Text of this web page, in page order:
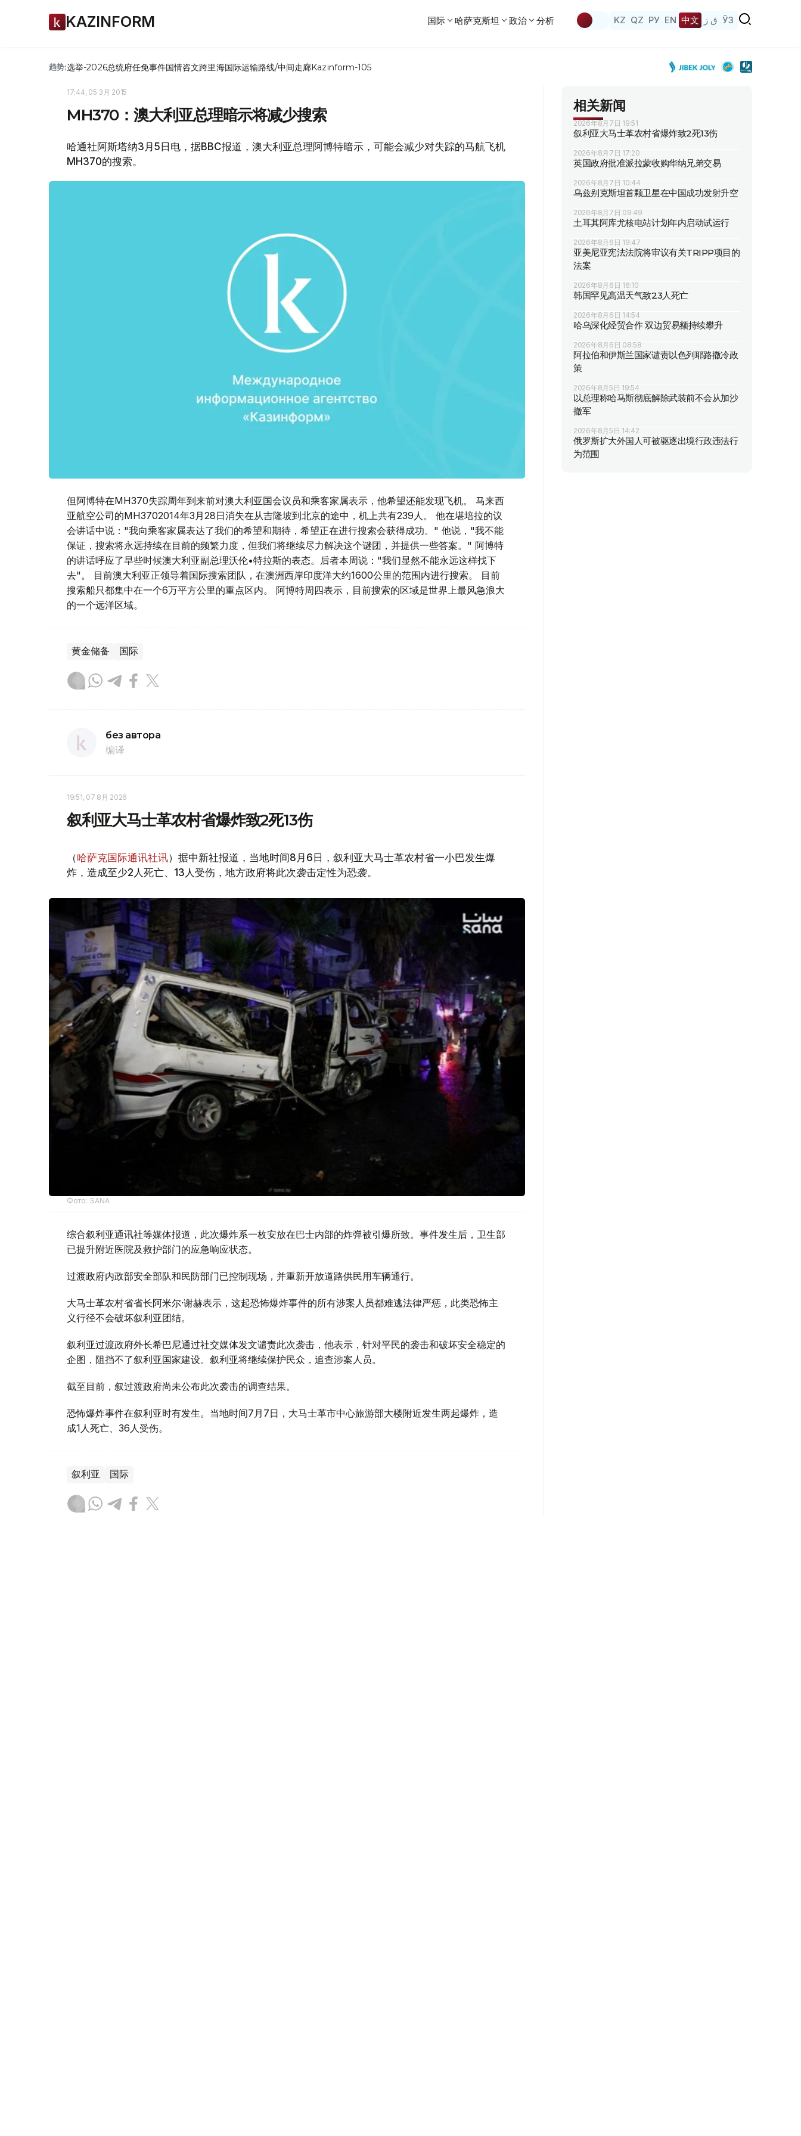
KAZINFORM 国际 哈萨克斯坦 政治 分析 KZ QZ РУ EN 中文 ق ز ЎЗ
趋势:选举-2026总统府任免事件国情咨文跨里海国际运输路线/中间走廊Kazinform-105
17:44, 05 3月 2015
MH370：澳大利亚总理暗示将减少搜索
哈通社阿斯塔纳3月5日电，据BBC报道，澳大利亚总理阿博特暗示，可能会减少对失踪的马航飞机
MH370的搜索。
但阿博特在MH370失踪周年到来前对澳大利亚国会议员和乘客家属表示，他希望还能发现飞机。 马来西
亚航空公司的MH3702014年3月28日消失在从吉隆坡到北京的途中，机上共有239人。 他在堪培拉的议
会讲话中说："我向乘客家属表达了我们的希望和期待，希望正在进行搜索会获得成功。" 他说，"我不能
保证，搜索将永远持续在目前的频繁力度，但我们将继续尽力解决这个谜团，并提供一些答案。" 阿博特
的讲话呼应了早些时候澳大利亚副总理沃伦•特拉斯的表态。后者本周说："我们显然不能永远这样找下
去"。 目前澳大利亚正领导着国际搜索团队，在澳洲西岸印度洋大约1600公里的范围内进行搜索。 目前
搜索船只都集中在一个6万平方公里的重点区内。 阿博特周四表示，目前搜索的区域是世界上最风急浪大
的一个远洋区域。
黄金储备 国际
без автора
编译
19:51, 07 8月 2026
叙利亚大马士革农村省爆炸致2死13伤
（哈萨克国际通讯社讯）据中新社报道，当地时间8月6日，叙利亚大马士革农村省一小巴发生爆
炸，造成至少2人死亡、13人受伤，地方政府将此次袭击定性为恐袭。
Фото: SANA
综合叙利亚通讯社等媒体报道，此次爆炸系一枚安放在巴士内部的炸弹被引爆所致。事件发生后，卫生部
已提升附近医院及救护部门的应急响应状态。
过渡政府内政部安全部队和民防部门已控制现场，并重新开放道路供民用车辆通行。
大马士革农村省省长阿米尔·谢赫表示，这起恐怖爆炸事件的所有涉案人员都难逃法律严惩，此类恐怖主
义行径不会破坏叙利亚团结。
叙利亚过渡政府外长希巴尼通过社交媒体发文谴责此次袭击，他表示，针对平民的袭击和破坏安全稳定的
企图，阻挡不了叙利亚国家建设。叙利亚将继续保护民众，追查涉案人员。
截至目前，叙过渡政府尚未公布此次袭击的调查结果。
恐怖爆炸事件在叙利亚时有发生。当地时间7月7日，大马士革市中心旅游部大楼附近发生两起爆炸，造
成1人死亡、36人受伤。
叙利亚 国际
相关新闻
2026年8月7日 19:51
叙利亚大马士革农村省爆炸致2死13伤
2026年8月7日 17:20
英国政府批准派拉蒙收购华纳兄弟交易
2026年8月7日 10:44
乌兹别克斯坦首颗卫星在中国成功发射升空
2026年8月7日 09:49
土耳其阿库尤核电站计划年内启动试运行
2026年8月6日 19:47
亚美尼亚宪法法院将审议有关TRIPP项目的
法案
2026年8月6日 16:10
韩国罕见高温天气致23人死亡
2026年8月6日 14:54
哈乌深化经贸合作 双边贸易额持续攀升
2026年8月6日 08:58
阿拉伯和伊斯兰国家谴责以色列耶路撒冷政
策
2026年8月5日 19:54
以总理称哈马斯彻底解除武装前不会从加沙
撤军
2026年8月5日 14:42
俄罗斯扩大外国人可被驱逐出境行政违法行
为范围